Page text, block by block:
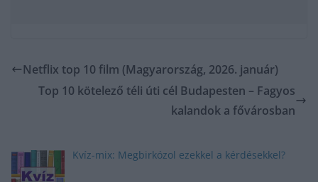
Netflix top 10 film (Magyarország, 2026. január)
Top 10 kötelező téli úti cél Budapesten – Fagyos
kalandok a fővárosban
Kvíz-mix: Megbirkózol ezekkel a kérdésekkel?